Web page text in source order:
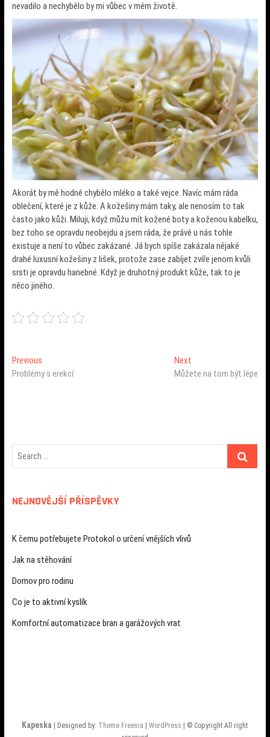
nevadilo a nechybělo by mi vůbec v mém životě.
Akorát by mě hodně chybělo mléko a také vejce. Navíc mám ráda
oblečení, které je z kůže. A kožešiny mám taky, ale nenosím to tak
často jako kůži. Miluji, když můžu mít kožené boty a koženou kabelku,
bez toho se opravdu neobejdu a jsem ráda, že právě u nás tohle
existuje a není to vůbec zakázané. Já bych spíše zakázala nějaké
drahé luxusní kožešiny z lišek, protože zase zabíjet zvíře jenom kvůli
srsti je opravdu hanebné. Když je druhotný produkt kůže, tak to je
něco jiného.
Navigace
pro
PreviousPrevious
post:
Problémy s erekcí
Next
post:
Můžete na tom být lépe
NEJNOVĚJŠÍ PŘÍSPĚVKY
K čemu potřebujete Protokol o určení vnějších vlivů
Jak na stěhování
Domov pro rodinu
Co je to aktivní kyslík
Komfortní automatizace bran a garážových vrat
Kapeska | Designed by: Theme Freesia |WordPress
| © Copyright All right